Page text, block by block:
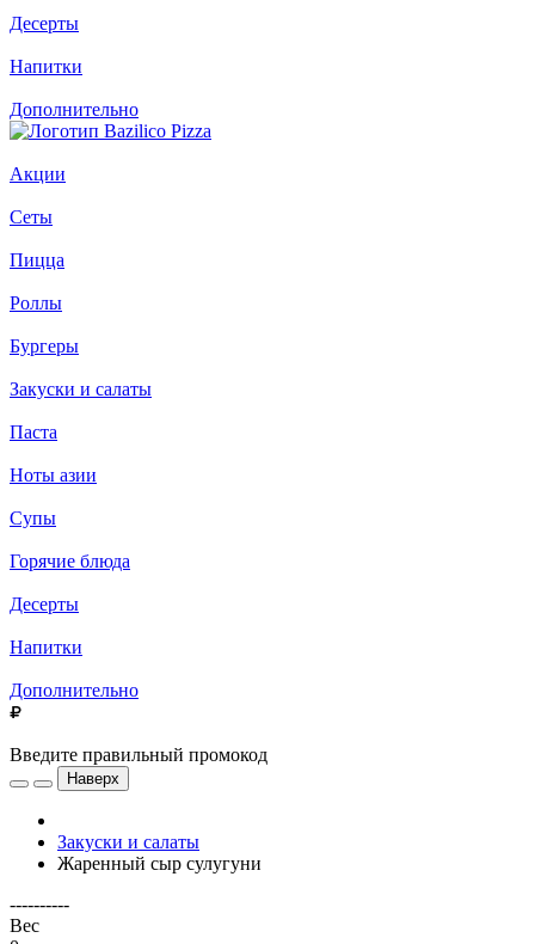
Десерты
Напитки
Дополнительно
Акции
Сеты
Пицца
Роллы
Бургеры
Закуски и салаты
Паста
Ноты азии
Супы
Горячие блюда
Десерты
Напитки
Дополнительно
Введите правильный промокод
Наверх
Закуски и салаты
Жаренный сыр сулугуни
----------
Вес